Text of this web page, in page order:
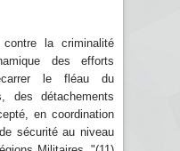
la criminalité
des efforts
le fléau du
des détachements
en coordination
sécurité au niveau